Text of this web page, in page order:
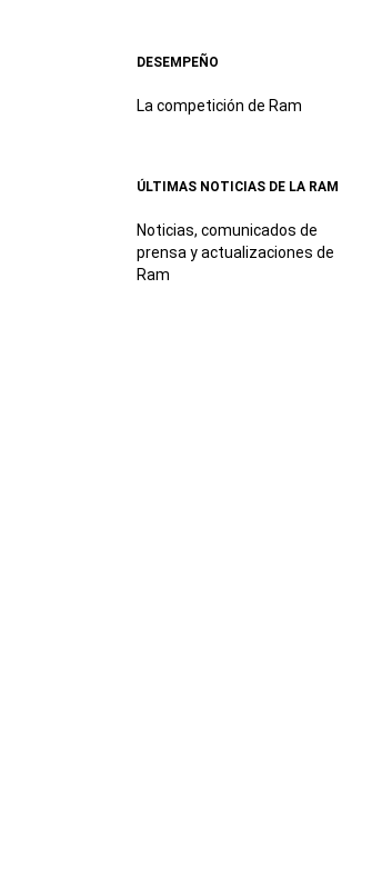
DESEMPEÑO
La competición de Ram
ÚLTIMAS NOTICIAS DE LA RAM
Noticias, comunicados de
prensa y actualizaciones de
Ram